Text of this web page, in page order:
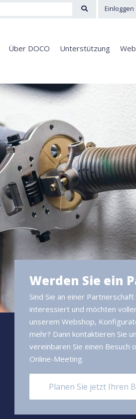
Einloggen
Über DOCO Unterstützung
Werden Sie ein
Sind Sie an einer
interessiert und möchten
unserem Webshop,
mehr? Dann kontaktieren Sie
vereinbaren Sie einen Besuch
Online-Meeting.
Planen Sie jetzt Ihren